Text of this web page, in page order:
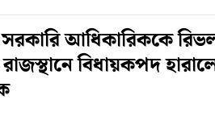
আধিকারিককে
বিধায়কপদ